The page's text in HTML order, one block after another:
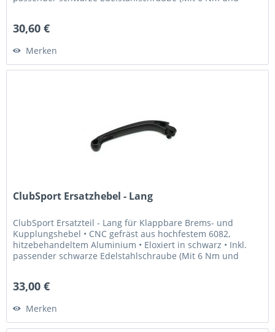
30,60 €
Merken
ClubSport Ersatzhebel - Lang
ClubSport Ersatzteil - Lang für Klappbare Brems- und
Kupplungshebel • CNC gefräst aus hochfestem 6082,
hitzebehandeltem Aluminium • Eloxiert in schwarz • Inkl.
passender schwarze Edelstahlschraube (Mit 6 Nm und
33,00 €
Merken